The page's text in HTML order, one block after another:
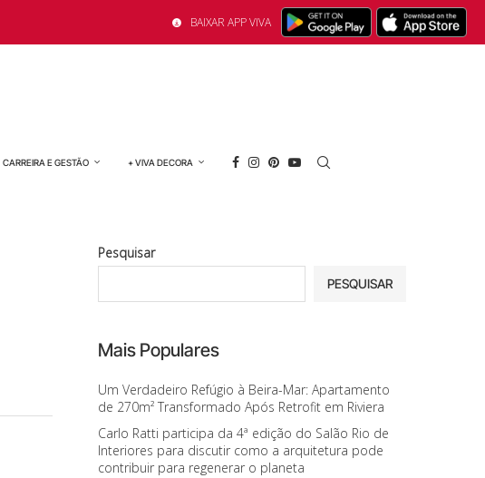
BAIXAR APP VIVA
CARREIRA E GESTÃO + VIVA DECORA
Pesquisar
PESQUISAR
Mais Populares
Um Verdadeiro Refúgio à Beira-Mar: Apartamento
de 270m² Transformado Após Retrofit em Riviera
Carlo Ratti participa da 4ª edição do Salão Rio de
Interiores para discutir como a arquitetura pode
contribuir para regenerar o planeta